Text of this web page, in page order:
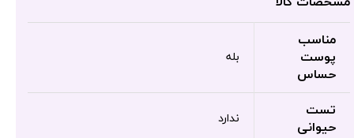
مناسب
پوست
حساس
بله
تست
حیوانی
ندارد